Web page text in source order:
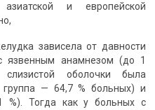
и европейской
зависела от давности
язвенным анамнезом (до 1
оболочки была
— 64,7 % больных) и
Тогда как у больных с